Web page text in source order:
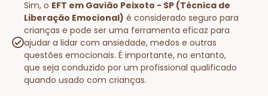
Sim, o EFT em Gavião Peixoto - SP (Técnica de
Liberação Emocional) é considerado seguro para
crianças e pode ser uma ferramenta eficaz para
ajudar a lidar com ansiedade, medos e outras
questões emocionais. É importante, no entanto,
que seja conduzido por um profissional qualificado
quando usado com crianças.